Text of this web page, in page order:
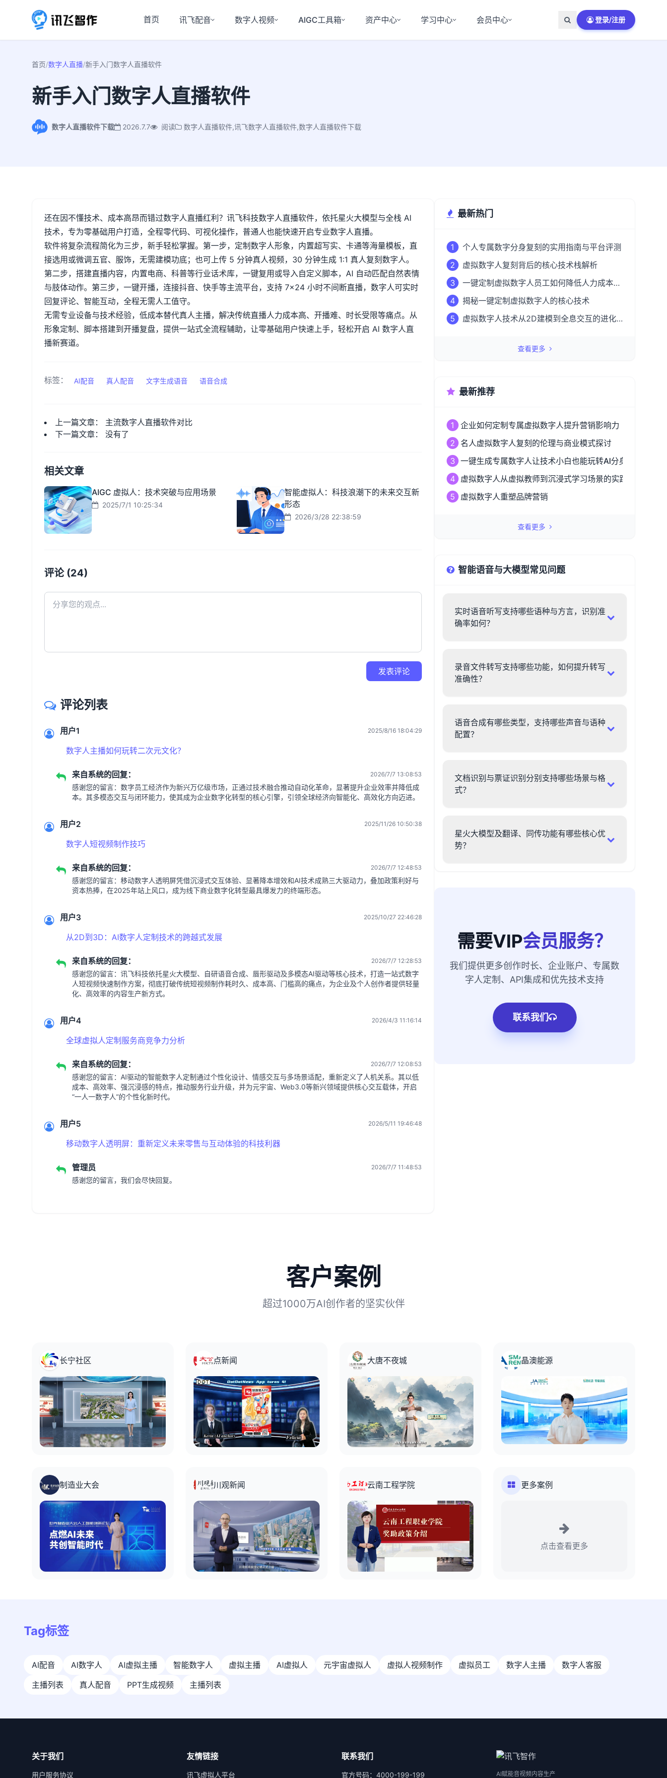
首页 讯飞配音 数字人视频 AIGC工具箱 资产中心 学习中心 会员中心 登录/注册
首页/数字人直播/新手入门数字人直播软件
新手入门数字人直播软件
数字人直播软件下载 2026.7.7 阅读 数字人直播软件,讯飞数字人直播软件,数字人直播软件下载
还在因不懂技术、成本高昂而错过数字人直播红利？讯飞科技数字人直播软件，依托星火大模型与全栈 AI
技术，专为零基础用户打造，全程零代码、可视化操作，普通人也能快速开启专业数字人直播。
软件将复杂流程简化为三步，新手轻松掌握。第一步，定制数字人形象，内置超写实、卡通等海量模板，直
接选用或微调五官、服饰，无需建模功底；也可上传 5 分钟真人视频， 30 分钟生成 1:1 真人复刻数字人。
第二步，搭建直播内容，内置电商、科普等行业话术库，一键复用或导入自定义脚本， AI 自动匹配自然表情
与肢体动作。第三步，一键开播，连接抖音、快手等主流平台，支持 7×24 小时不间断直播，数字人可实时
回复评论、智能互动，全程无需人工值守。
无需专业设备与技术经验，低成本替代真人主播，解决传统直播人力成本高、开播难、时长受限等痛点。从
形象定制、脚本搭建到开播复盘，提供一站式全流程辅助，让零基础用户快速上手，轻松开启 AI 数字人直
播新赛道。
标签： AI配音 真人配音 文字生成语音 语音合成
上一篇文章： 主流数字人直播软件对比
下一篇文章： 没有了
相关文章
AIGC 虚拟人：技术突破与应用场景
2025/7/1 10:25:34
智能虚拟人：科技浪潮下的未来交互新
形态
2026/3/28 22:38:59
评论 (24)
发表评论
评论列表
用户1 2025/8/16 18:04:29
数字人主播如何玩转二次元文化？
来自系统的回复： 2026/7/7 13:08:53
感谢您的留言：数字员工经济作为新兴万亿级市场，正通过技术融合推动自动化革命，显著提升企业效率并降低成
本。其多模态交互与闭环能力，使其成为企业数字化转型的核心引擎，引领全球经济向智能化、高效化方向迈进。
用户2 2025/11/26 10:50:38
数字人短视频制作技巧
来自系统的回复： 2026/7/7 12:48:53
感谢您的留言：移动数字人透明屏凭借沉浸式交互体验、显著降本增效和AI技术成熟三大驱动力，叠加政策利好与
资本热捧，在2025年站上风口，成为线下商业数字化转型最具爆发力的终端形态。
用户3 2025/10/27 22:46:28
从2D到3D：AI数字人定制技术的跨越式发展
来自系统的回复： 2026/7/7 12:28:53
感谢您的留言：讯飞科技依托星火大模型、自研语音合成、唇形驱动及多模态AI驱动等核心技术，打造一站式数字
人短视频快速制作方案，彻底打破传统短视频制作耗时久、成本高、门槛高的痛点，为企业及个人创作者提供轻量
化、高效率的内容生产新方式。
用户4 2026/4/3 11:16:14
全球虚拟人定制服务商竞争力分析
来自系统的回复： 2026/7/7 12:08:53
感谢您的留言：AI驱动的智能数字人定制通过个性化设计、情感交互与多场景适配，重新定义了人机关系。其以低
成本、高效率、强沉浸感的特点，推动服务行业升级，并为元宇宙、Web3.0等新兴领域提供核心交互载体，开启
“一人一数字人”的个性化新时代。
用户5 2026/5/11 19:46:48
移动数字人透明屏：重新定义未来零售与互动体验的科技利器
管理员 2026/7/7 11:48:53
感谢您的留言，我们会尽快回复。
最新热门
1
个人专属数字分身复刻的实用指南与平台评测
2
虚拟数字人复刻背后的核心技术栈解析
3
一键定制虚拟数字人员工如何降低人力成本
50%？
4
揭秘一键定制虚拟数字人的核心技术
5
虚拟数字人技术从2D建模到全息交互的进化
查看更多
最新推荐
1
企业如何定制专属虚拟数字人提升营销影响力
2
名人虚拟数字人复刻的伦理与商业模式探讨
3 一键生成专属数字人让技术小白也能玩转AI分身革命
4
虚拟数字人从虚拟教师到沉浸式学习场景的实践探索
5
虚拟数字人重塑品牌营销
查看更多
智能语音与大模型常见问题
实时语音听写支持哪些语种与方言，识别准
确率如何？
录音文件转写支持哪些功能，如何提升转写
准确性？
语音合成有哪些类型，支持哪些声音与语种
配置？
文档识别与票证识别分别支持哪些场景与格
式？
星火大模型及翻译、同传功能有哪些核心优
势？
需要VIP会员服务？
我们提供更多创作时长、企业账户、专属数
字人定制、API集成和优先技术支持
联系我们
客户案例
超过1000万AI创作者的坚实伙伴
长宁社区 点新闻 大唐不夜城 晶澳能源
制造业大会 川观新闻 云南工程学院 更多案例
点击查看更多
Tag标签
AI配音 AI数字人 AI虚拟主播 智能数字人 虚拟主播 AI虚拟人 元宇宙虚拟人 虚拟人视频制作 虚拟员工 数字人主播
数字人客服
主播列表
真人配音 PPT生成视频 主播列表
关于我们
用户服务协议
友情链接
讯飞虚拟人平台
联系我们
官方号码：4000-199-199 AI赋能音视频内容生产